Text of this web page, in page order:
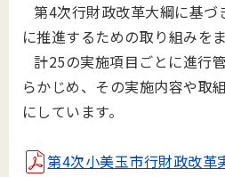
第4次行財政改革大綱に基づ
に推進するための取り組みを
計25の実施項目ごとに進行
らかじめ、その実施内容や取
にしています。
第4次小美玉市行財政改革